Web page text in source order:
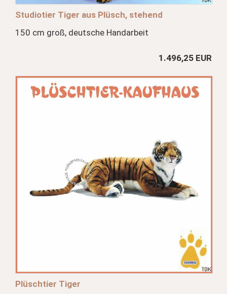
Studiotier Tiger aus Plüsch, stehend
150 cm groß, deutsche Handarbeit
1.496,25 EUR
Plüschtier Tiger